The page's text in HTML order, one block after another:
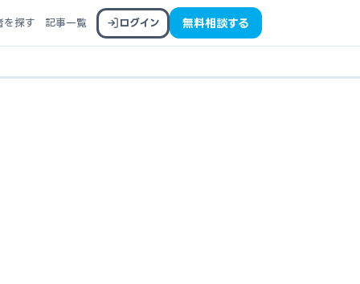
を探す 記事一覧 ログイン 無料相談する